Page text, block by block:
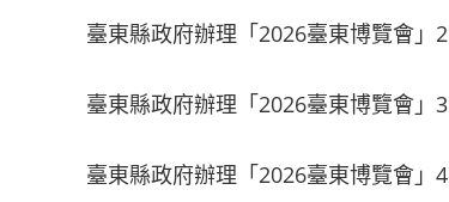
臺東縣政府辦理「2026臺東博覽會」2
臺東縣政府辦理「2026臺東博覽會」3
臺東縣政府辦理「2026臺東博覽會」4